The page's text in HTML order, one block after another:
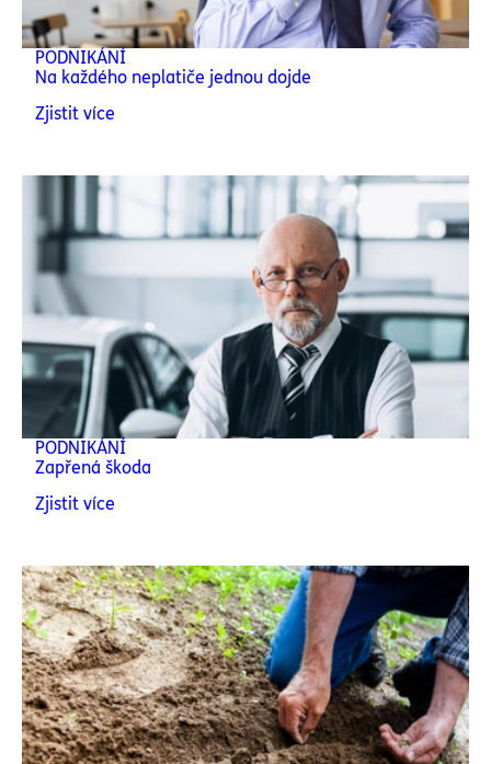
PODNIKÁNÍ
Na každého neplatiče jednou dojde
Zjistit více
PODNIKÁNÍ
Zapřená škoda
Zjistit více